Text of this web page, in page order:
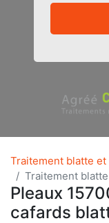
Traitement blatte et
Traitement
Pleaux
cafards